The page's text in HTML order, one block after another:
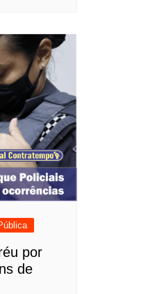
por
de